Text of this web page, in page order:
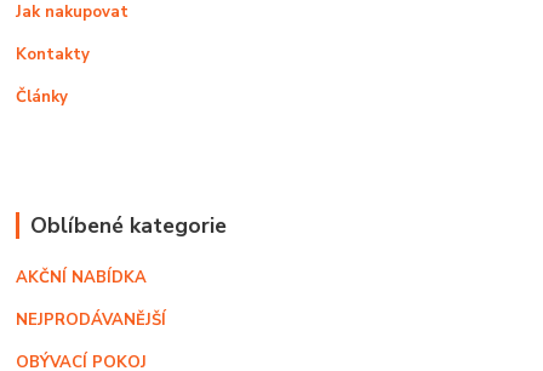
Jak nakupovat
Kontakty
Články
Oblíbené kategorie
AKČNÍ NABÍDKA
NEJPRODÁVANĚJŠÍ
OBÝVACÍ POKOJ